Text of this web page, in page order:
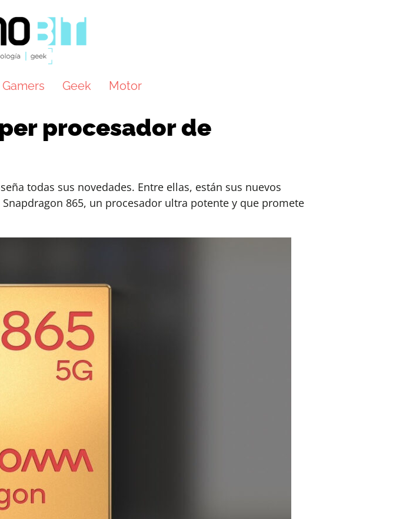
Gamers Geek Motor
procesador de
todas sus novedades. Entre ellas, están sus nuevos
865, un procesador ultra potente y que promete